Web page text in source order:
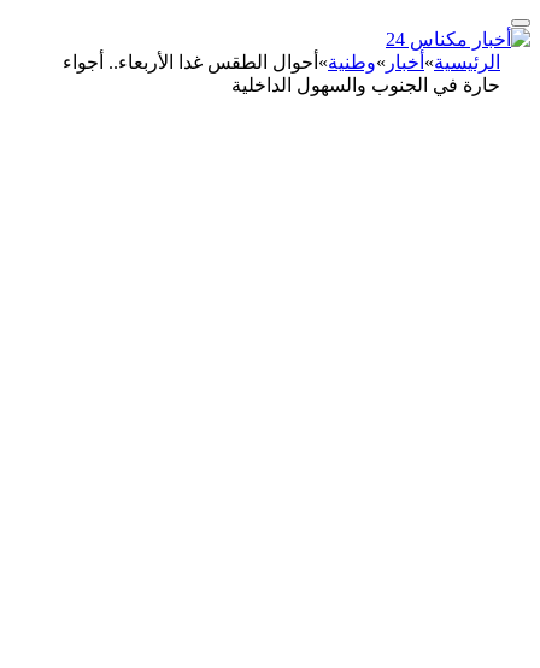
الرئيسية» أخبار »وطنية» أحوال الطقس غدا الأربعاء.. أجواء
حارة في الجنوب والسهول الداخلية